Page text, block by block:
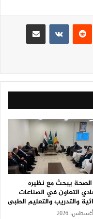
بينتيريست
الصحة يبحث مع نظيره
التعاون في الصناعات
والتدريب والتعليم الطبى